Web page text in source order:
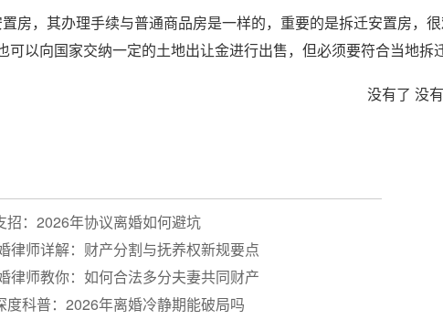
房，其办理手续与普通商品房是一样的，重要的是拆迁安置房，
可以向国家交纳一定的土地出让金进行出售，但必须要符合当地拆
没有了 没
招：2026年协议离婚如何避坑
律师详解：财产分割与抚养权新规要点
律师教你：如何合法多分夫妻共同财产
度科普：2026年离婚冷静期能破局吗